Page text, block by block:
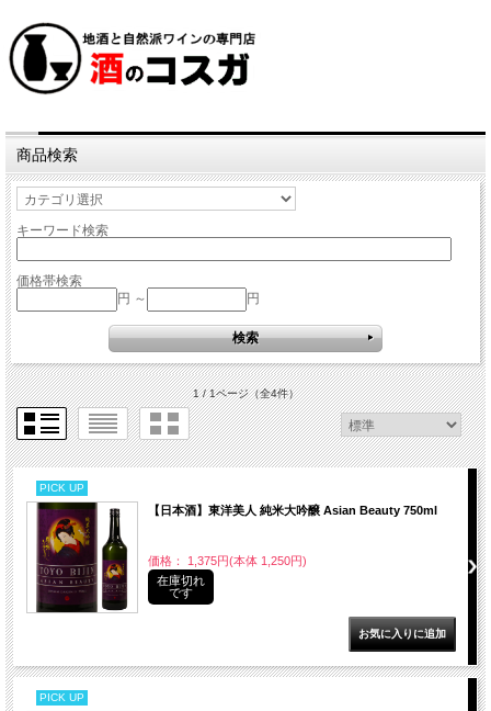
商品検索
キーワード検索
価格帯検索
円 ～
円
1 / 1ページ（全4件）
PICK UP
【日本酒】東洋美人 純米大吟醸 Asian Beauty 750ml
価格： 1,375円(本体 1,250円)
在庫切れ
です
PICK UP